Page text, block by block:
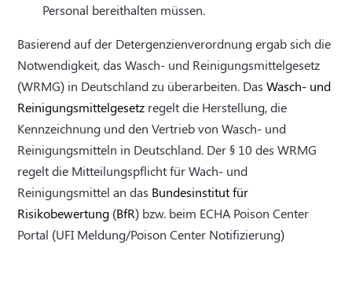
Personal bereithalten müssen.
Basierend auf der Detergenzienverordnung ergab sich die
Notwendigkeit, das Wasch- und Reinigungsmittelgesetz
(WRMG) in Deutschland zu überarbeiten. Das Wasch- und
Reinigungsmittelgesetz regelt die Herstellung, die
Kennzeichnung und den Vertrieb von Wasch- und
Reinigungsmitteln in Deutschland. Der § 10 des WRMG
regelt die Mitteilungspflicht für Wach- und
Reinigungsmittel an das Bundesinstitut für
Risikobewertung (⁠BfR⁠) bzw. beim ECHA Poison Center
Portal (UFI Meldung/Poison Center Notifizierung)